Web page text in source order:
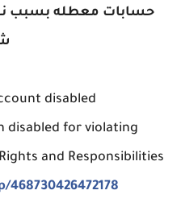
حسابات معطله بسبب
disabled?
disabled for violating
and Responsibilities.